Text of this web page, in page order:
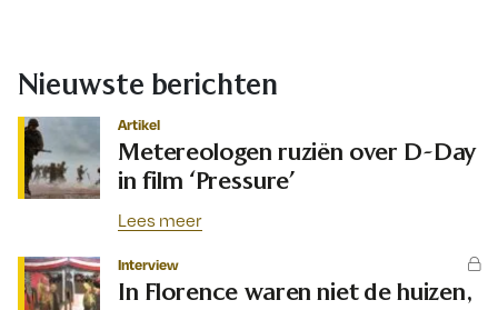
Nieuwste berichten
Artikel
Metereologen ruziën over D-Day
in film ‘Pressure’
Lees meer
Interview
In Florence waren niet de huizen,